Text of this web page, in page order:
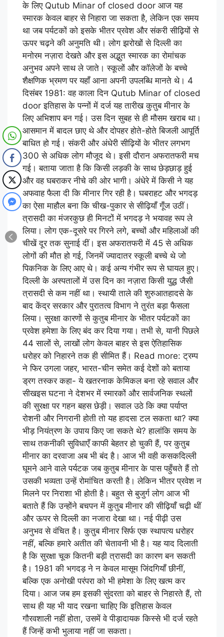
के लिए Qutub Minar of closed door आज यह
स्मारक केवल बाहर से निहारा जा सकता है, लेकिन एक समय
था जब पर्यटकों को इसके भीतर प्रवेश और संकरी सीढ़ियों से
ऊपर चढ़ने की अनुमति थी। लोग झरोखों से दिल्ली का
मनोरम नज़ारा देखते और इस अद्भुत स्मारक का रोमांचक
अनुभव अपने साथ ले जाते। स्कूलों और कॉलेजों के बच्चे
शैक्षणिक भ्रमण पर यहाँ आना अपनी उपलब्धि मानते थे। 4
दिसंबर 1981: वह काला दिन Qutub Minar of closed
door इतिहास के पन्नों में दर्ज यह तारीख कुतुब मीनार के
लिए अभिशाप बन गई। उस दिन सुबह से ही मौसम खराब था।
आसमान में बादल छाए थे और दोपहर होते-होते बिजली आपूर्ति
बाधित हो गई। संकरी और अंधेरी सीढ़ियों के भीतर लगभग
300 से अधिक लोग मौजूद थे। इसी दौरान अफरातफरी मच
गई। बताया जाता है कि किसी लड़की के साथ छेड़छाड़ हुई
और वह घबराकर नीचे की ओर भागी। अंधेरे में किसी ने यह
अफवाह फैला दी कि मीनार गिर रही है। घबराहट और भगदड़
का ऐसा माहौल बना कि चीख-पुकार से सीढ़ियाँ गूँज उठीं।
त्रासदी का मंजरकुछ ही मिनटों में भगदड़ ने भयावह रूप ले
लिया। लोग एक-दूसरे पर गिरने लगे, बच्चों और महिलाओं की
चीखें दूर तक सुनाई दीं। इस अफरातफरी में 45 से अधिक
लोगों की मौत हो गई, जिनमें ज्यादातर स्कूली बच्चे थे जो
पिकनिक के लिए आए थे। कई अन्य गंभीर रूप से घायल हुए।
दिल्ली के अस्पतालों में उस दिन का नज़ारा किसी युद्ध जैसी
त्रासदी से कम नहीं था। स्थायी ताले की शुरुआतहादसे के
बाद केंद्र सरकार और पुरातत्व विभाग ने तुरंत बड़ा फैसला
लिया। सुरक्षा कारणों से कुतुब मीनार के भीतर पर्यटकों का
प्रवेश हमेशा के लिए बंद कर दिया गया। तभी से, यानी पिछले
44 सालों से, लाखों लोग केवल बाहर से इस ऐतिहासिक
धरोहर को निहारने तक ही सीमित हैं। Read more: ट्रम्प
ने फिर उगला जहर, भारत-चीन समेत कई देशों को बताया
ड्रग तस्कर कहा- ये खतरनाक केमिकल बना रहे सवाल और
सीखइस घटना ने देशभर में स्मारकों और सार्वजनिक स्थलों
की सुरक्षा पर गहन बहस छेड़ी। सवाल उठे कि क्या पर्याप्त
रोशनी और निगरानी होती तो यह हादसा टल सकता था? क्या
भीड़ नियंत्रण के उपाय किए जा सकते थे? हालांकि समय के
साथ तकनीकी सुविधाएँ काफी बेहतर हो चुकी हैं, पर कुतुब
मीनार का दरवाजा अब भी बंद है। आज भी वही कसकदिल्ली
घूमने आने वाले पर्यटक जब कुतुब मीनार के पास पहुँचते हैं तो
उसकी भव्यता उन्हें रोमांचित करती है। लेकिन भीतर प्रवेश न
मिलने पर निराशा भी होती है। बहुत से बुजुर्ग लोग आज भी
बताते हैं कि उन्होंने बचपन में कुतुब मीनार की सीढ़ियाँ चढ़ी थीं
और ऊपर से दिल्ली का नजारा देखा था। नई पीढ़ी उस
अनुभव से वंचित है। कुतुब मीनार सिर्फ एक स्थापत्य धरोहर
नहीं, बल्कि हमारे अतीत की चेतावनी भी है। यह याद दिलाती
है कि सुरक्षा चूक कितनी बड़ी त्रासदी का कारण बन सकती
है। 1981 की भगदड़ ने न केवल मासूम जिंदगियाँ छीनीं,
बल्कि एक अनोखी परंपरा को भी हमेशा के लिए खत्म कर
दिया। आज जब हम इसकी सुंदरता को बाहर से निहारते हैं, तो
साथ ही यह भी याद रखना चाहिए कि इतिहास केवल
गौरवशाली नहीं होता, उसमें वे पीड़ादायक किस्से भी दर्ज रहते
हैं जिन्हें कभी भुलाया नहीं जा सकता।